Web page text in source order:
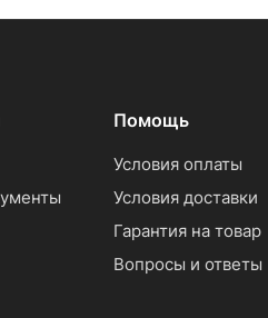
Помощь
Условия оплаты
Условия доставки
Гарантия на товар
Вопросы и ответы